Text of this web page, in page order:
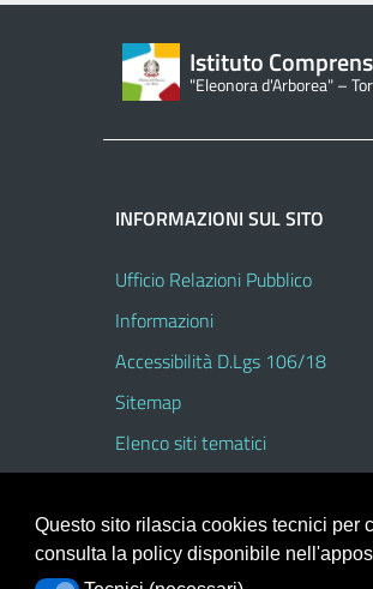
Istituto
"Eleonora d'Arborea" –
INFORMAZIONI SUL SITO
Ufficio Relazioni Pubblico
Informazioni
Accessibilità D.Lgs 106/18
Sitemap
Elenco siti tematici
Portale realizzato con la
Questo sito rilascia cookies tecnici per
consulta la policy disponibile